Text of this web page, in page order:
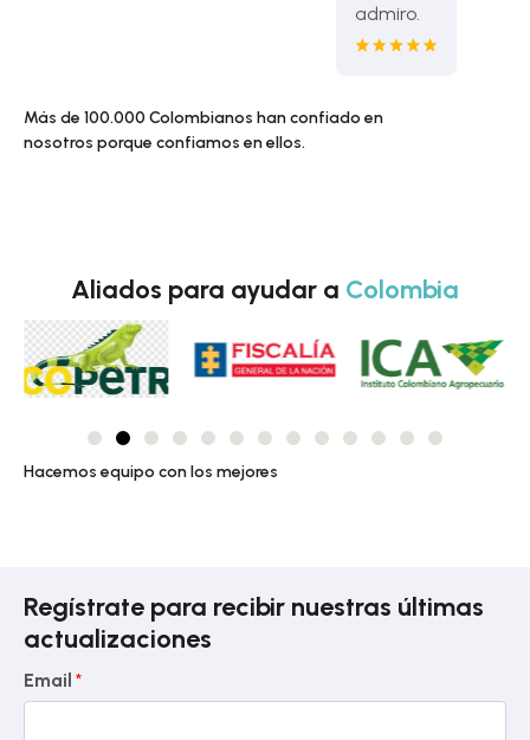
admiro.
Más de 100.000 Colombianos han confiado en
nosotros porque confiamos en ellos.
Aliados para ayudar a Colombia
Hacemos equipo con los mejores
Regístrate para recibir nuestras últimas
actualizaciones
Email *